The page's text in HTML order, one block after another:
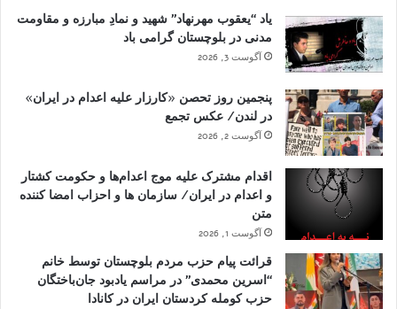
یاد “یعقوب مهرنهاد” شهید و نمادِ مبارزه و مقاومت
مدنی در بلوچستان گرامی باد
آگوست 3, 2026
پنجمین روز تحصن «کارزار علیه اعدام در ایران»
در لندن/ عکس تجمع
آگوست 2, 2026
اقدام مشترک علیه موج اعدام‌ها و حکومت کشتار
و اعدام در ایران/ سازمان ها و احزاب امضا کننده
متن
آگوست 1, 2026
قرائت پیام حزب مردم بلوچستان توسط خانم
“اسرین محمدی” در مراسم یادبود جان‌باختگان
حزب کومله کردستان ایران در کانادا